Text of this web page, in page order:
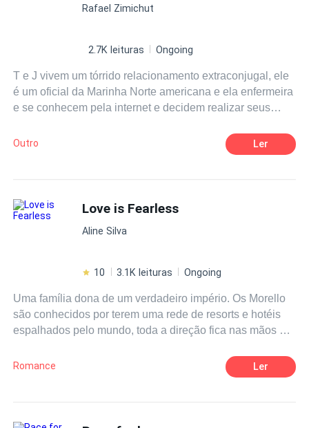
Rafael Zimichut
2.7K leituras Ongoing
T e J vivem um tórrido relacionamento extraconjugal, ele
é um oficial da Marinha Norte americana e ela enfermeira
e se conhecem pela internet e decidem realizar seus
uma reação, e a deles foi além do que poderiam
Outro Ler
Love is Fearless
Aline Silva
10 3.1K leituras Ongoing
Uma família dona de um verdadeiro império. Os Morello
são conhecidos por terem uma rede de resorts e hotéis
espalhados pelo mundo, toda a direção fica nas mãos de
onde possui dois filhos sendo eles Antony Morello e
Romance Ler